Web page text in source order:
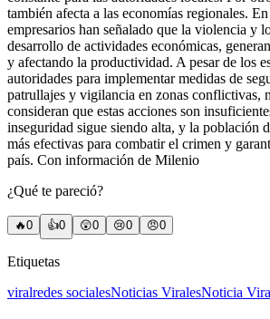
también afecta a las economías regionales.
empresarios han señalado que la violencia y
desarrollo de actividades económicas,
y afectando la productividad. A pesar de los
autoridades para implementar medidas de
patrullajes y vigilancia en zonas conflictivas,
consideran que estas acciones son
inseguridad sigue siendo alta, y la población
más efectivas para combatir el crimen y
país. Con información de Milenio
¿Qué te pareció?
🔥0 👍0 😲0 😢0 😠0
Etiquetas
viralredes socialesNoticias ViralesNoticia